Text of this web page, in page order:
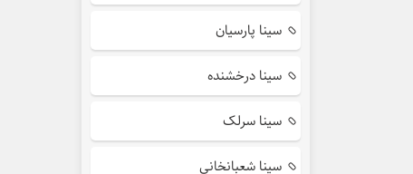
سینا پارسیان
سینا درخشنده
سینا سرلک
سینا شعبانخانی